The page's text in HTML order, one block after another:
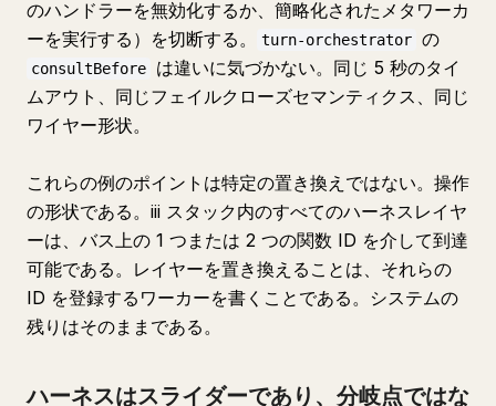
のハンドラーを無効化するか、簡略化されたメタワーカ
ーを実行する）を切断する。
turn-orchestrator の
consultBefore
は違いに気づかない。同じ 5 秒のタイ
ムアウト、同じフェイルクローズセマンティクス、同じ
ワイヤー形状。
これらの例のポイントは特定の置き換えではない。操作
の形状である。iii スタック内のすべてのハーネスレイヤ
ーは、バス上の 1 つまたは 2 つの関数 ID を介して到達
可能である。レイヤーを置き換えることは、それらの
ID を登録するワーカーを書くことである。システムの
残りはそのままである。
ハーネスはスライダーであり、分岐点ではな